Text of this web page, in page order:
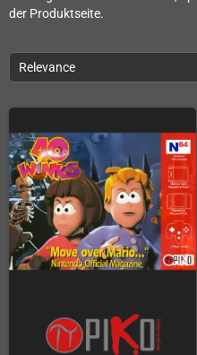
der Produktseite.
Relevance